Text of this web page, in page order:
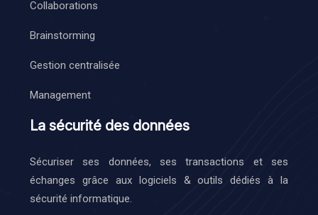
Collaborations
Brainstorming
Gestion centralisée
Management
La sécurité des données
Sécuriser ses données, ses transactions et ses
échanges grâce aux logiciels & outils dédiés à la
sécurité informatique.